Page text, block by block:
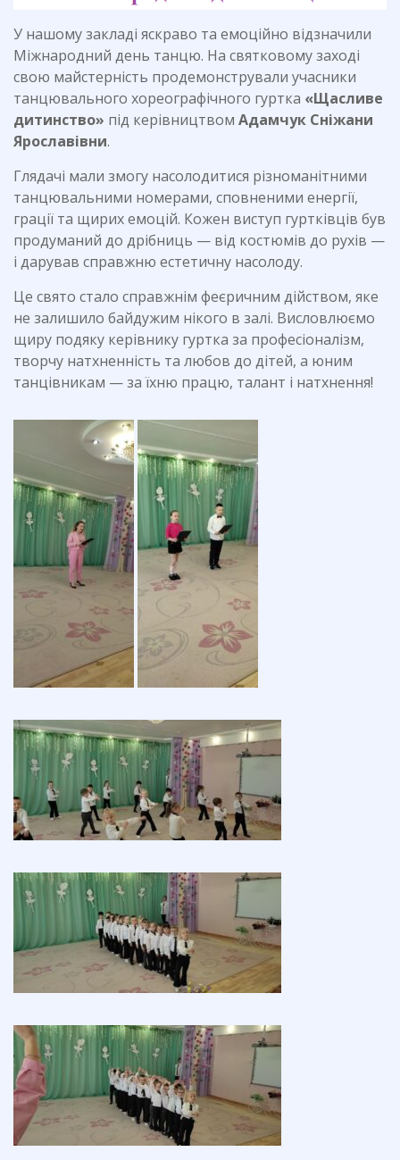
У нашому закладі яскраво та емоційно відзначили
Міжнародний день танцю. На святковому заході
свою майстерність продемонстрували учасники
танцювального хореографічного гуртка «Щасливе
дитинство» під керівництвом Адамчук Сніжани
Ярославівни.
Глядачі мали змогу насолодитися різноманітними
танцювальними номерами, сповненими енергії,
грації та щирих емоцій. Кожен виступ гуртківців був
продуманий до дрібниць — від костюмів до рухів —
і дарував справжню естетичну насолоду.
Це свято стало справжнім феєричним дійством, яке
не залишило байдужим нікого в залі. Висловлюємо
щиру подяку керівнику гуртка за професіоналізм,
творчу натхненність та любов до дітей, а юним
танцівникам — за їхню працю, талант і натхнення!